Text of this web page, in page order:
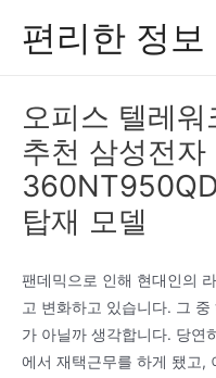
편리한 정보
오피스 텔레
추천 삼성전
탑재 모델
팬데믹으로 인해 현대인의
고 변화하고 있습니다. 그
가 아닐까 생각합니다. 당연
에서 재택근무를 하게 됐고,